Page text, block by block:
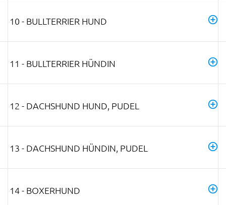
10 - BULLTERRIER HUND
11 - BULLTERRIER HÜNDIN
12 - DACHSHUND HUND, PUDEL
13 - DACHSHUND HÜNDIN, PUDEL
14 - BOXERHUND